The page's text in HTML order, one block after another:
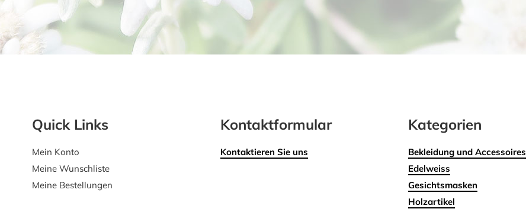
Quick Links
Mein Konto
Meine Wunschliste
Meine Bestellungen
Kontaktformular
Kontaktieren Sie uns
Kategorien
Bekleidung und Accessoires
Edelweiss
Gesichtsmasken
Holzartikel